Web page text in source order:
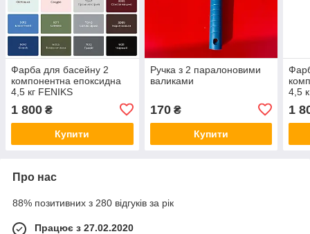
Фарба для басейну 2
компонентна епоксидна
4,5 кг FENIKS
1 800 ₴
Купити
Ручка з 2 паралоновими
валиками
170₴
Купити
4,5
1
Про нас
88% позитивних з 280 відгуків за рік
Працює з 27.02.2020